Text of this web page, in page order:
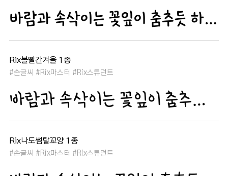
바람과 속삭이는 꽃잎이 춤추듯 하늘을 날아 새처럼 꿈은 자유롭고 별빛처럼 빛나 새벽의 고요함 속에서 겨울 눈처럼 순수한 열정은 봄을 부른다
Rix볼빨간겨울 1종
#손글씨 #Rix마스터 #Rix스튜던트
바람과 속삭이는 꽃잎이 춤추듯 하늘을 날아 새처럼 꿈은 자유롭고 별빛처럼 빛나 새벽의 고요함 속에서 겨울 눈처럼 순수한 열정은 봄을 부른다
Rix나도썸탈꼬양 1종
#손글씨 #Rix마스터 #Rix스튜던트